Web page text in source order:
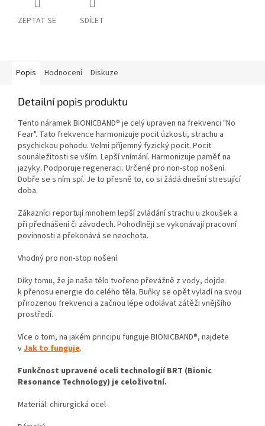
ZEPTAT SE SDÍLET
Popis Hodnocení Diskuze
Detailní popis produktu
Tento náramek BIONICBAND® je celý upraven na frekvenci "No
Fear". Tato frekvence harmonizuje pocit úzkosti, strachu a
psychickou pohodu. Velmi příjemný fyzický pocit. Pocit
sounáležitosti se vším. Lepší vnímání. Harmonizuje paměť na
jazyky. Podporuje regeneraci. Určené pro non-stop nošení.
Dobře se s ním spí. Je to přesně to, co si žádá dnešní stresující
doba.
Zákazníci reportují mnohem lepší zvládání strachu u zkoušek a
při přednášení či závodech. Pohodlněji se vykonávají pracovní
povinnosti a překonává se neochota.
Vhodný pro non-stop nošení.
Díky tomu, že je naše tělo tvořeno převážně z vody, dojde
k přenosu energie do celého těla. Buňky se opět vyladí na svou
přirozenou frekvenci a začnou lépe odolávat zátěži vnějšího
prostředí.
Více o tom, na jakém principu funguje BIONICBAND®, najdete
vJak to funguje.
Funkčnost upravené oceli technologií BRT (Bionic
Resonance Technology) je celoživotní.
Materiál: chirurgická ocel